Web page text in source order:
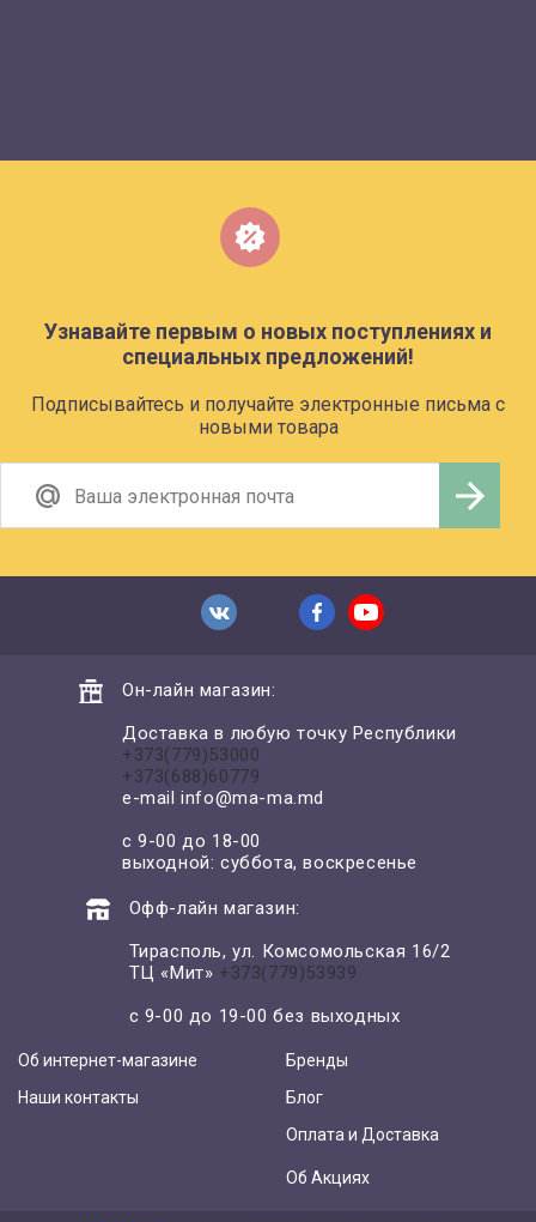
Узнавайте первым о новых поступлениях и
специальных предложений!
Подписывайтесь и получайте электронные письма с
новыми товара
Он-лайн магазин:
Доставка в любую точку Республики
+373(779)53000
+373(688)60779
e-mailinfo@ma-ma.md
с 9-00 до 18-00
выходной: суббота, воскресенье
Офф-лайн магазин:
Тирасполь, ул. Комсомольская 16/2
ТЦ «Мит» +373(779)53939
с 9-00 до 19-00 без выходных
Об интернет-магазине
Наши контакты
Бренды
Блог
Оплата и Доставка
Об Акциях